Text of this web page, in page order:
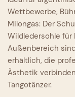
Wettbewerbe,
Milongas: Der
Wildledersohle für
Außenbereich
erhältlich, die
Ästhetik
Tangotänzer.